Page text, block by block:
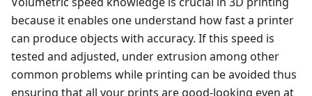
because it enables one understand how fast a printer
can produce objects with accuracy. If this speed is
tested and adjusted, under extrusion among other
common problems while printing can be avoided thus
ensuring that all your prints are good-looking even at